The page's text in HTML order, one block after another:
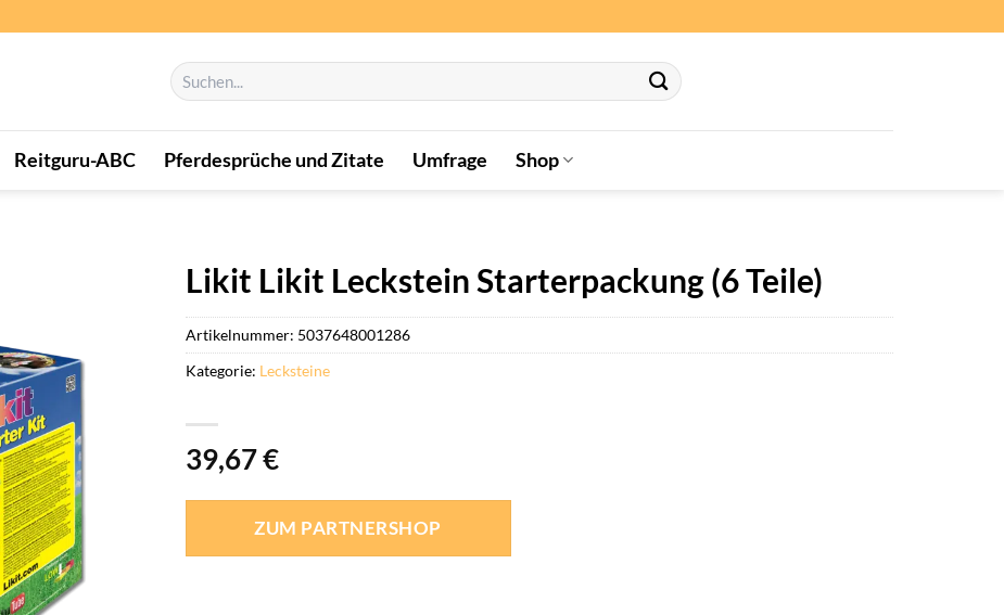
Suchen
nach:
Reitguru-ABC Pferdesprüche und Zitate Umfrage Shop
Likit Likit Leckstein Starterpackung (6 Teile)
39,67€
ZUM PARTNERSHOP
Artikelnummer: 5037648001286
Kategorie: Lecksteine